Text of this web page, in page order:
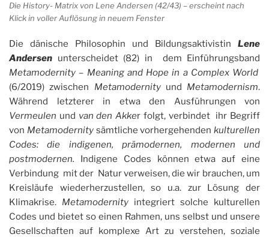
Die History- Matrix von Lene Andersen (42/43) – erscheint nach
Klick in voller Auflösung in neuem Fenster
Die dänische Philosophin und Bildungsaktivistin Lene
Andersen unterscheidet (82) in dem Einführungsband
Metamodernity – Meaning and Hope in a Complex World
(6/2019) zwischen Metamodernityund Metamodernism.
Während letzterer in etwa den Ausführungen von
Vermeulen und van den Akker folgt, verbindet ihr Begriff
von Metamodernitysämtliche vorhergehenden kulturellen
Codes: die indigenen, prämodernen, modernen und
postmodernen. Indigene Codes können etwa auf eine
Verbindung mit der Natur verweisen, die wir brauchen, um
Kreisläufe wiederherzustellen, so u.a. zur Lösung der
Klimakrise. Metamodernity integriert solche kulturellen
Codes und bietet so einen Rahmen, uns selbst und unsere
Gesellschaften auf komplexe Art zu verstehen, soziale